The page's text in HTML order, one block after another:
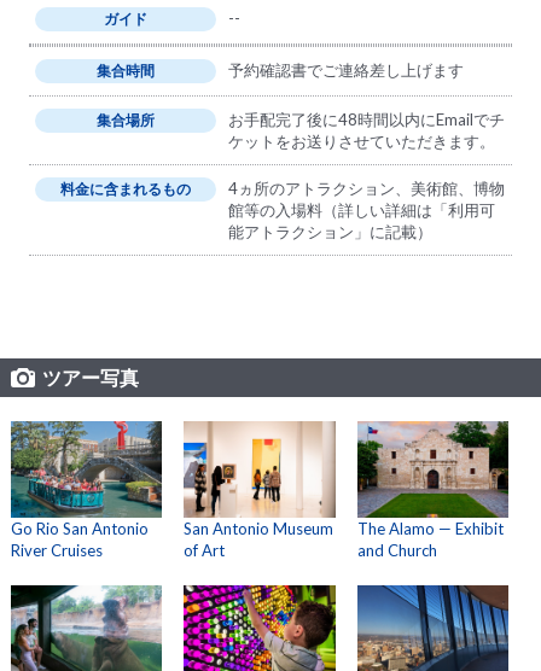
ガイド --
集合時間 予約確認書でご連絡差し上げます
集合場所
お手配完了後に48時間以内にEmailでチ
ケットをお送りさせていただきます。
料金に含まれるもの
4ヵ所のアトラクション、美術館、博物
館等の入場料（詳しい詳細は「利用可
能アトラクション」に記載）
ツアー写真
Go Rio San Antonio
River Cruises
San Antonio Museum
of Art
The Alamo — Exhibit
and Church